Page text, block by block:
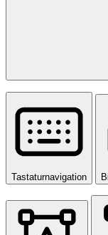
Tastaturnavigation